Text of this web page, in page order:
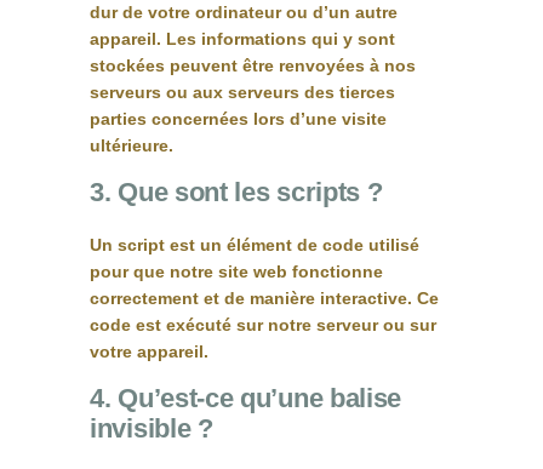
dur de votre ordinateur ou d’un autre
appareil. Les informations qui y sont
stockées peuvent être renvoyées à nos
serveurs ou aux serveurs des tierces
parties concernées lors d’une visite
ultérieure.
3. Que sont les scripts ?
Un script est un élément de code utilisé
pour que notre site web fonctionne
correctement et de manière interactive. Ce
code est exécuté sur notre serveur ou sur
votre appareil.
4. Qu’est-ce qu’une balise
invisible ?